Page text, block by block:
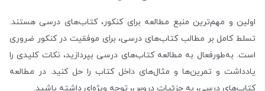
اولین و مهم‌ترین منبع مطالعه برای کنکور، کتاب‌های درسی هستند.
تسلط کامل بر مطالب کتاب‌های درسی، برای موفقیت در کنکور ضروری
است. به‌طور‌فعال به مطالعه کتاب‌های درسی بپردازید، نکات کلیدی را
یادداشت و تمرین‌ها و مثال‌های داخل کتاب را حل کنید. در مطالعه
کتاب‌های درسی، به جزئیات دروس، توجه ویژه‌ای داشته باشید.